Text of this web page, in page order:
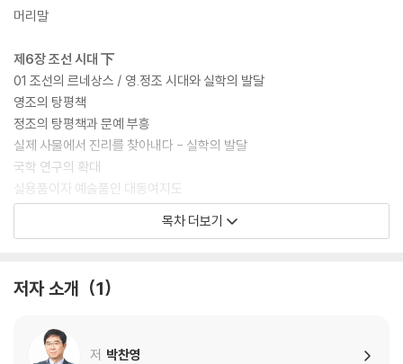
머리말
제6장 조선 시대 下
01 조선의 르네상스 / 영.정조 시대와 실학의 발달
영조의 탕평책
정조의 탕평책과 문예 부흥
실제 사물에서 진리를 찾아내다 - 실학의 발달
국학 연구의 확대
실용품이자 예술품인 대동여지도
세계로 수출된 [동의보감]
"생각해 보세요" 정조의 개혁은 왜 한계를 드러냈을까요?
신분의 굴레, 반상 제도
“하늘이 내린 인재를 차별해서는 안 된다” - 사회 변혁을 꿈꾼 혁명가 허
목차 더보기
저자 소개 1
저 박찬영